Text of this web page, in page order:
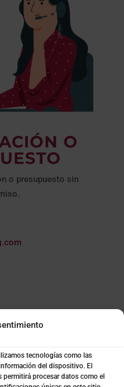
tecnologías como las
del dispositivo. El
procesar datos como el
O
o presupuesto sin